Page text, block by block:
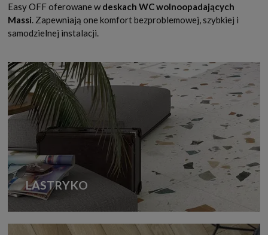
Easy OFF oferowane wdeskach WC wolnoopadających
Massi. Zapewniają one komfort bezproblemowej, szybkiej i
samodzielnej instalacji.
LASTRYKO